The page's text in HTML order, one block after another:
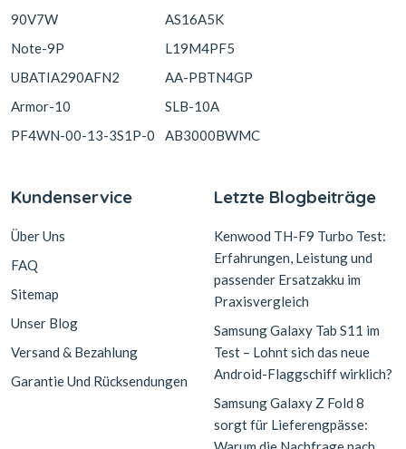
90V7W
Note-9P
UBATIA290AFN2
Armor-10
PF4WN-00-13-3S1P-0
AS16A5K
L19M4PF5
AA-PBTN4GP
SLB-10A
AB3000BWMC
Kundenservice
Über Uns
FAQ
Sitemap
Unser Blog
Versand & Bezahlung
Garantie Und Rücksendungen
Letzte Blogbeiträge
Kenwood TH-F9 Turbo Test:
Erfahrungen, Leistung und
passender Ersatzakku im
Praxisvergleich
Samsung Galaxy Tab S11 im
Test – Lohnt sich das neue
Android-Flaggschiff wirklich?
Samsung Galaxy Z Fold 8
sorgt für Lieferengpässe: